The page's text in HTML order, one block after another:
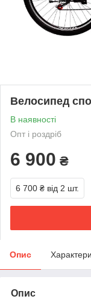
Велосипед
В наявності
Опт і роздріб
6 900 ₴
6 700 ₴ від 2 шт.
Опис
Опис